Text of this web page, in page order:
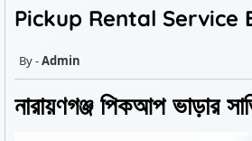
Pickup Rental Service
Admin
নারায়ণগঞ্জ পিকআপ ভাড়ার